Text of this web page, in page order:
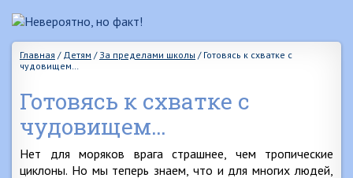
Главная / Детям / За пределами школы / Готовясь к схватке с
чудовищем…
Готовясь к схватке с
чудовищем…
Нет для моряков врага страшнее, чем тропические
циклоны. Но мы теперь знаем, что и для многих людей,